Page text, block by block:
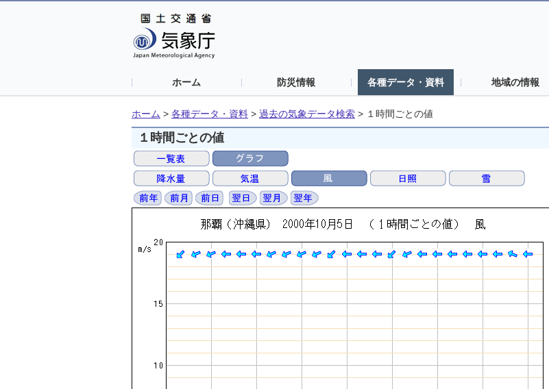
ホーム 防災情報 各種データ・資料 地域の情報
ホーム > 各種データ・資料 > 過去の気象データ検索 > １時間ごとの値
１時間ごとの値